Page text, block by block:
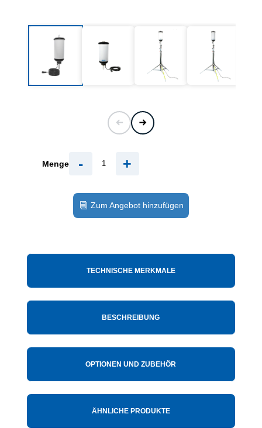
Menge - +
Zum Angebot hinzufügen
TECHNISCHE MERKMALE
BESCHREIBUNG
OPTIONEN UND ZUBEHÖR
ÄHNLICHE PRODUKTE